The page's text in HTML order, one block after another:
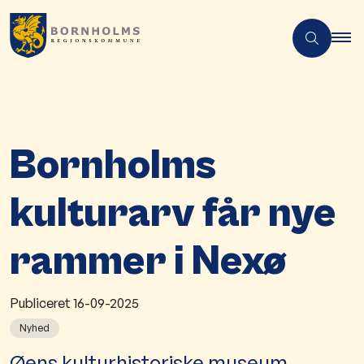
Bornholms
kulturarv får nye
rammer i Nexø
Publiceret 16-09-2025
Nyhed